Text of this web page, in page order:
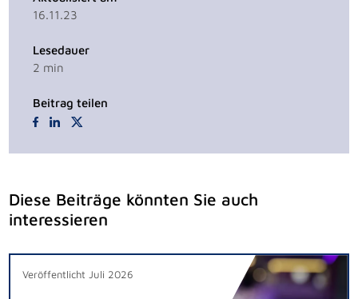
16.11.23
Lesedauer
2 min
Beitrag teilen
Diese Beiträge könnten Sie auch
interessieren
Veröffentlicht Juli 2026